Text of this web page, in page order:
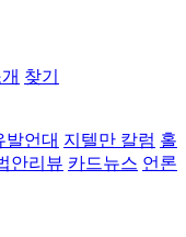
찾기
발언대 지텔만 칼럼 홀
안리뷰 카드뉴스 언론